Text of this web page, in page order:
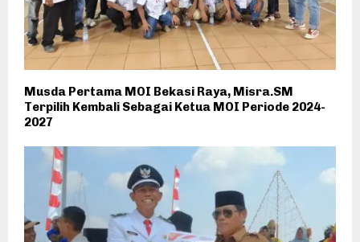
Musda Pertama MOI Bekasi Raya, Misra.SM
Terpilih Kembali Sebagai Ketua MOI Periode 2024-
2027